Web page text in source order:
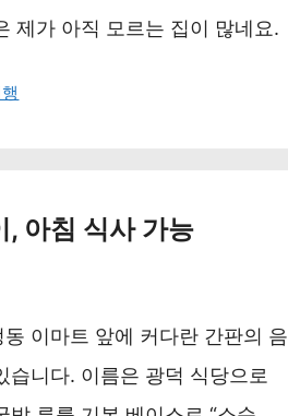
제가 아직 모르는 집이 많네요.
아침 식사 가능
동 이마트 앞에 커다란 간판의 음
습니다. 이름은 광덕 식당으로